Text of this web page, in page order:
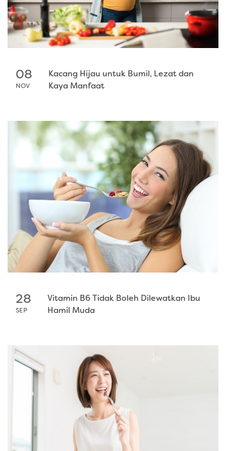
08
NOV
Kacang Hijau untuk Bumil, Lezat dan
Kaya Manfaat
28
SEP
Vitamin B6 Tidak Boleh Dilewatkan Ibu
Hamil Muda